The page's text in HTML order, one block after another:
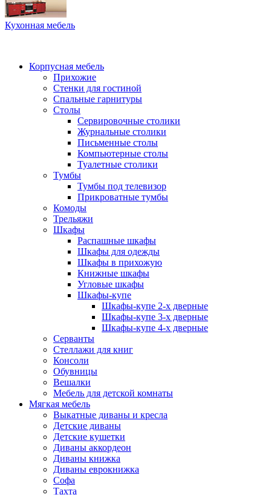
Кухонная мебель
Корпусная мебель
Прихожие
Стенки для гостиной
Спальные гарнитуры
Столы
Сервировочные столики
Журнальные столики
Письменные столы
Компьютерные столы
Туалетные столики
Тумбы
Тумбы под телевизор
Прикроватные тумбы
Комоды
Трельяжи
Шкафы
Распашные шкафы
Шкафы для одежды
Шкафы в прихожую
Книжные шкафы
Угловые шкафы
Шкафы-купе
Шкафы-купе 2-x дверные
Шкафы-купе 3-х дверные
Шкафы-купе 4-х дверные
Серванты
Стеллажи для книг
Консоли
Обувницы
Вешалки
Мебель для детской комнаты
Мягкая мебель
Выкатные диваны и кресла
Детские диваны
Детские кушетки
Диваны аккордеон
Диваны книжка
Диваны еврокнижка
Софа
Тахта